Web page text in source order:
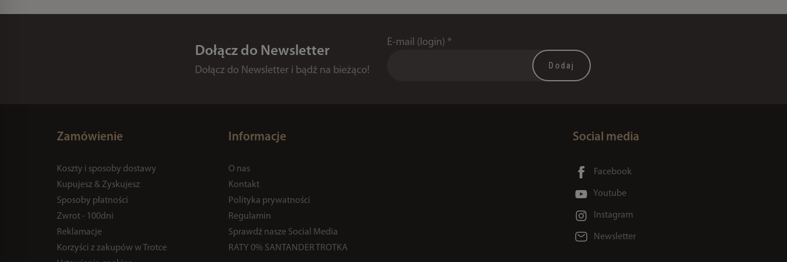
Dołącz do Newsletter
Dołącz do Newsletter i bądź na bieżąco!
E-mail (login) *
Zamówienie
Koszty i sposoby dostawy
Kupujesz & Zyskujesz
Sposoby płatności
Zwrot - 100dni
Reklamacje
Korzyści z zakupów w Trotce
Informacje
O nas
Kontakt
Polityka prywatności
Regulamin
Sprawdź nasze Social Media
RATY 0% SANTANDER TROTKA
Social media
Facebook
Youtube
Instagram
Newsletter